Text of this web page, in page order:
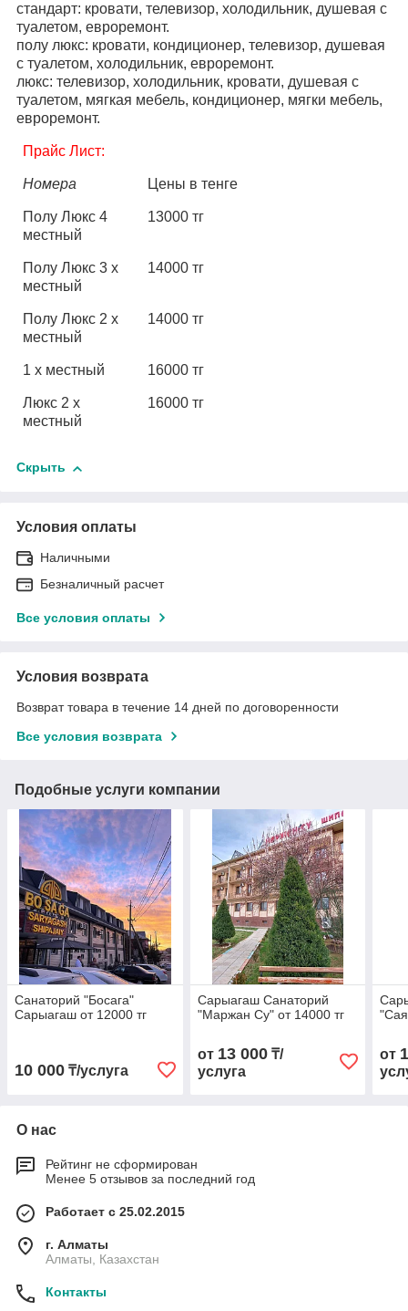
стандарт: кровати, телевизор, холодильник, душевая с
туалетом, евроремонт.
полу люкс: кровати, кондиционер, телевизор, душевая
с туалетом, холодильник, евроремонт.
люкс: телевизор, холодильник, кровати, душевая с
туалетом, мягкая мебель, кондиционер, мягки мебель,
евроремонт.
Прайс Лист:
Номера Цены в тенге
Полу Люкс 4
местный
13000 тг
Полу Люкс 3 х
местный
14000 тг
Полу Люкс 2 х
местный
14000 тг
1 х местный 16000 тг
Люкс 2 х
местный
16000 тг
Скрыть
Условия оплаты
Наличными
Безналичный расчет
Все условия оплаты
Условия возврата
Возврат товара в течение 14 дней по договоренности
Все условия возврата
Подобные услуги компании
Санаторий "Босага"
Сарыагаш от 12000 тг
10 000 ₸/услуга
Сарыагаш Санаторий
"Маржан Су" от 14000 тг
от 13 000₸/
услуга
от
О нас
Рейтинг не сформирован
Менее 5 отзывов за последний год
Работает с 25.02.2015
г. Алматы
Алматы, Казахстан
Контакты